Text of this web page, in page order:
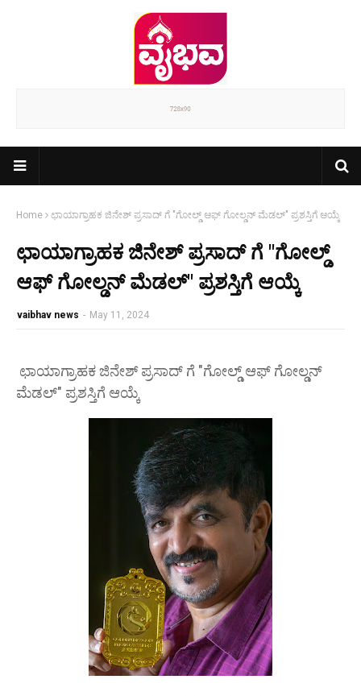
Home ಛಾಯಾಗ್ರಾಹಕ ಜಿನೇಶ್ ಪ್ರಸಾದ್ ಗೆ "ಗೋಲ್ಡ್ ಆಫ್ ಗೋಲ್ಡನ್ ಮೆಡಲ್" ಪ್ರಶಸ್ತಿಗೆ ಆಯ್ಕೆ
ಛಾಯಾಗ್ರಾಹಕ ಜಿನೇಶ್ ಪ್ರಸಾದ್ ಗೆ "ಗೋಲ್ಡ್
ಆಫ್ ಗೋಲ್ಡನ್ ಮೆಡಲ್" ಪ್ರಶಸ್ತಿಗೆ ಆಯ್ಕೆ
vaibhav news - May 11, 2024
ಛಾಯಾಗ್ರಾಹಕ ಜಿನೇಶ್ ಪ್ರಸಾದ್ ಗೆ "ಗೋಲ್ಡ್ ಆಫ್ ಗೋಲ್ಡನ್
ಮೆಡಲ್" ಪ್ರಶಸ್ತಿಗೆ ಆಯ್ಕೆ